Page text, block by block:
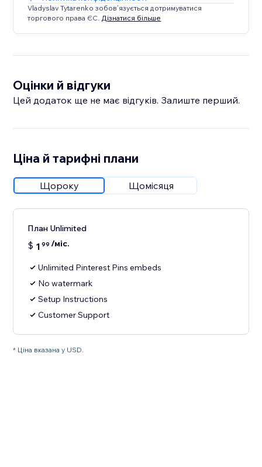
Vladyslav Tytarenko зобов’язується дотримуватися
торгового права ЄС. Дізнатися більше
Оцінки й відгуки
Цей додаток ще не має відгуків. Залиште перший.
Ціна й тарифні плани
Щороку Щомісяця
План Unlimited
$ 1 99 /міс.
Unlimited Pinterest Pins embeds
No watermark
Setup Instructions
Customer Support
* Ціна вказана у USD.